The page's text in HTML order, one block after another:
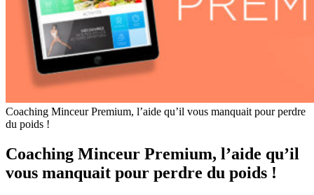
Coaching Minceur Premium, l’aide qu’il vous manquait pour perdre
du poids !
Coaching Minceur Premium, l’aide qu’il
vous manquait pour perdre du poids !